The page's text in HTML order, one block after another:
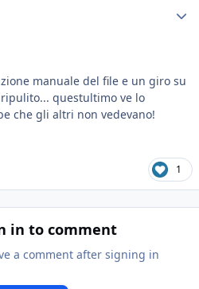
manuale del file e un giro su
questultimo ve lo
che gli altri non vedevano!
1
in to comment
a comment after signing in